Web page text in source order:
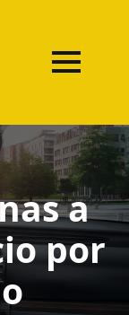
a
por